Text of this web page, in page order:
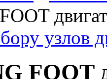
узлов
FOOT